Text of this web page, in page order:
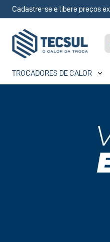
Cadastre-se e libere preços
TROCADORES DE CALOR